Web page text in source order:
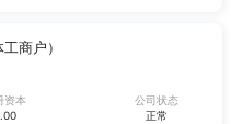
商户）
资本
公司状态
正常